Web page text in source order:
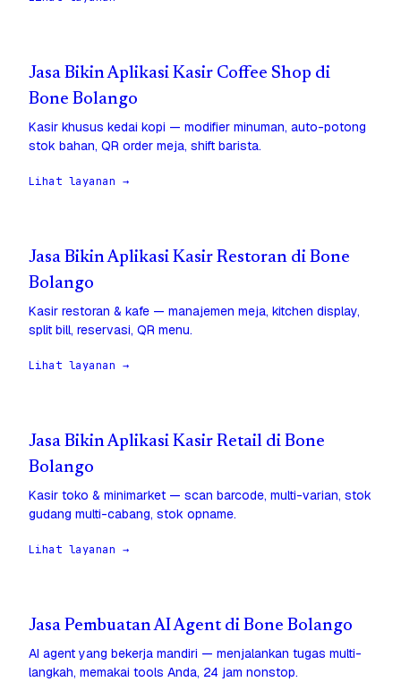
Jasa Bikin Aplikasi Kasir Coffee Shop di
Bone Bolango
Kasir khusus kedai kopi — modifier minuman, auto-potong
stok bahan, QR order meja, shift barista.
Lihat layanan →
Jasa Bikin Aplikasi Kasir Restoran di Bone
Bolango
Kasir restoran & kafe — manajemen meja, kitchen display,
split bill, reservasi, QR menu.
Lihat layanan →
Jasa Bikin Aplikasi Kasir Retail di Bone
Bolango
Kasir toko & minimarket — scan barcode, multi-varian, stok
gudang multi-cabang, stok opname.
Lihat layanan →
Jasa Pembuatan AI Agent di Bone Bolango
AI agent yang bekerja mandiri — menjalankan tugas multi-
langkah, memakai tools Anda, 24 jam nonstop.